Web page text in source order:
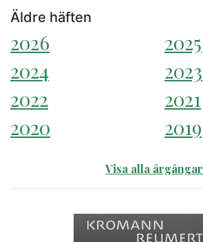
Äldre häften
2026
2025
2024
2023
2022
2021
2020
2019
Visa alla årgångar